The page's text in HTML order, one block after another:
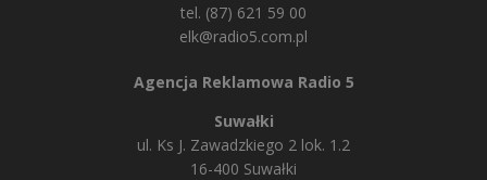
tel. (87) 621 59 00
elk@radio5.com.pl
Agencja Reklamowa Radio 5
Suwałki
ul. Ks J. Zawadzkiego 2 lok. 1.2
16-400 Suwałki